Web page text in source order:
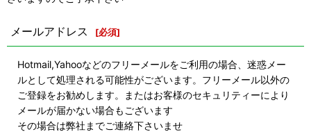
メールアドレス [必須]
Hotmail,Yahooなどのフリーメールをご利用の場合、迷惑メー
ルとして処理される可能性がございます。フリーメール以外の
ご登録をお勧めします。またはお客様のセキュリティーにより
メールが届かない場合もございます
その場合は弊社までご連絡下さいませ